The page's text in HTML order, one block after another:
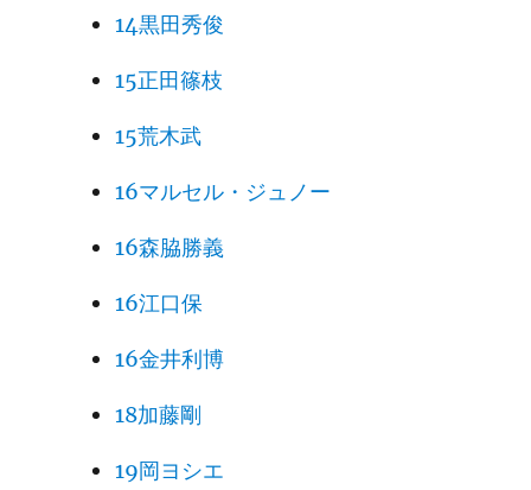
14黒田秀俊
15正田篠枝
15荒木武
16マルセル・ジュノー
16森脇勝義
16江口保
16金井利博
18加藤剛
19岡ヨシエ